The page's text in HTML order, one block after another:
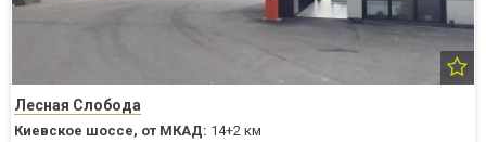
Лесная Слобода
Киевское шоссе, от МКАД: 14+2 км